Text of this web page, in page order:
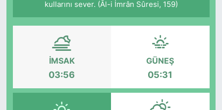
kullarını sever. (Âl-i İmrân Sûresi, 159)
İMSAK
03:56
GÜNEŞ
05:31